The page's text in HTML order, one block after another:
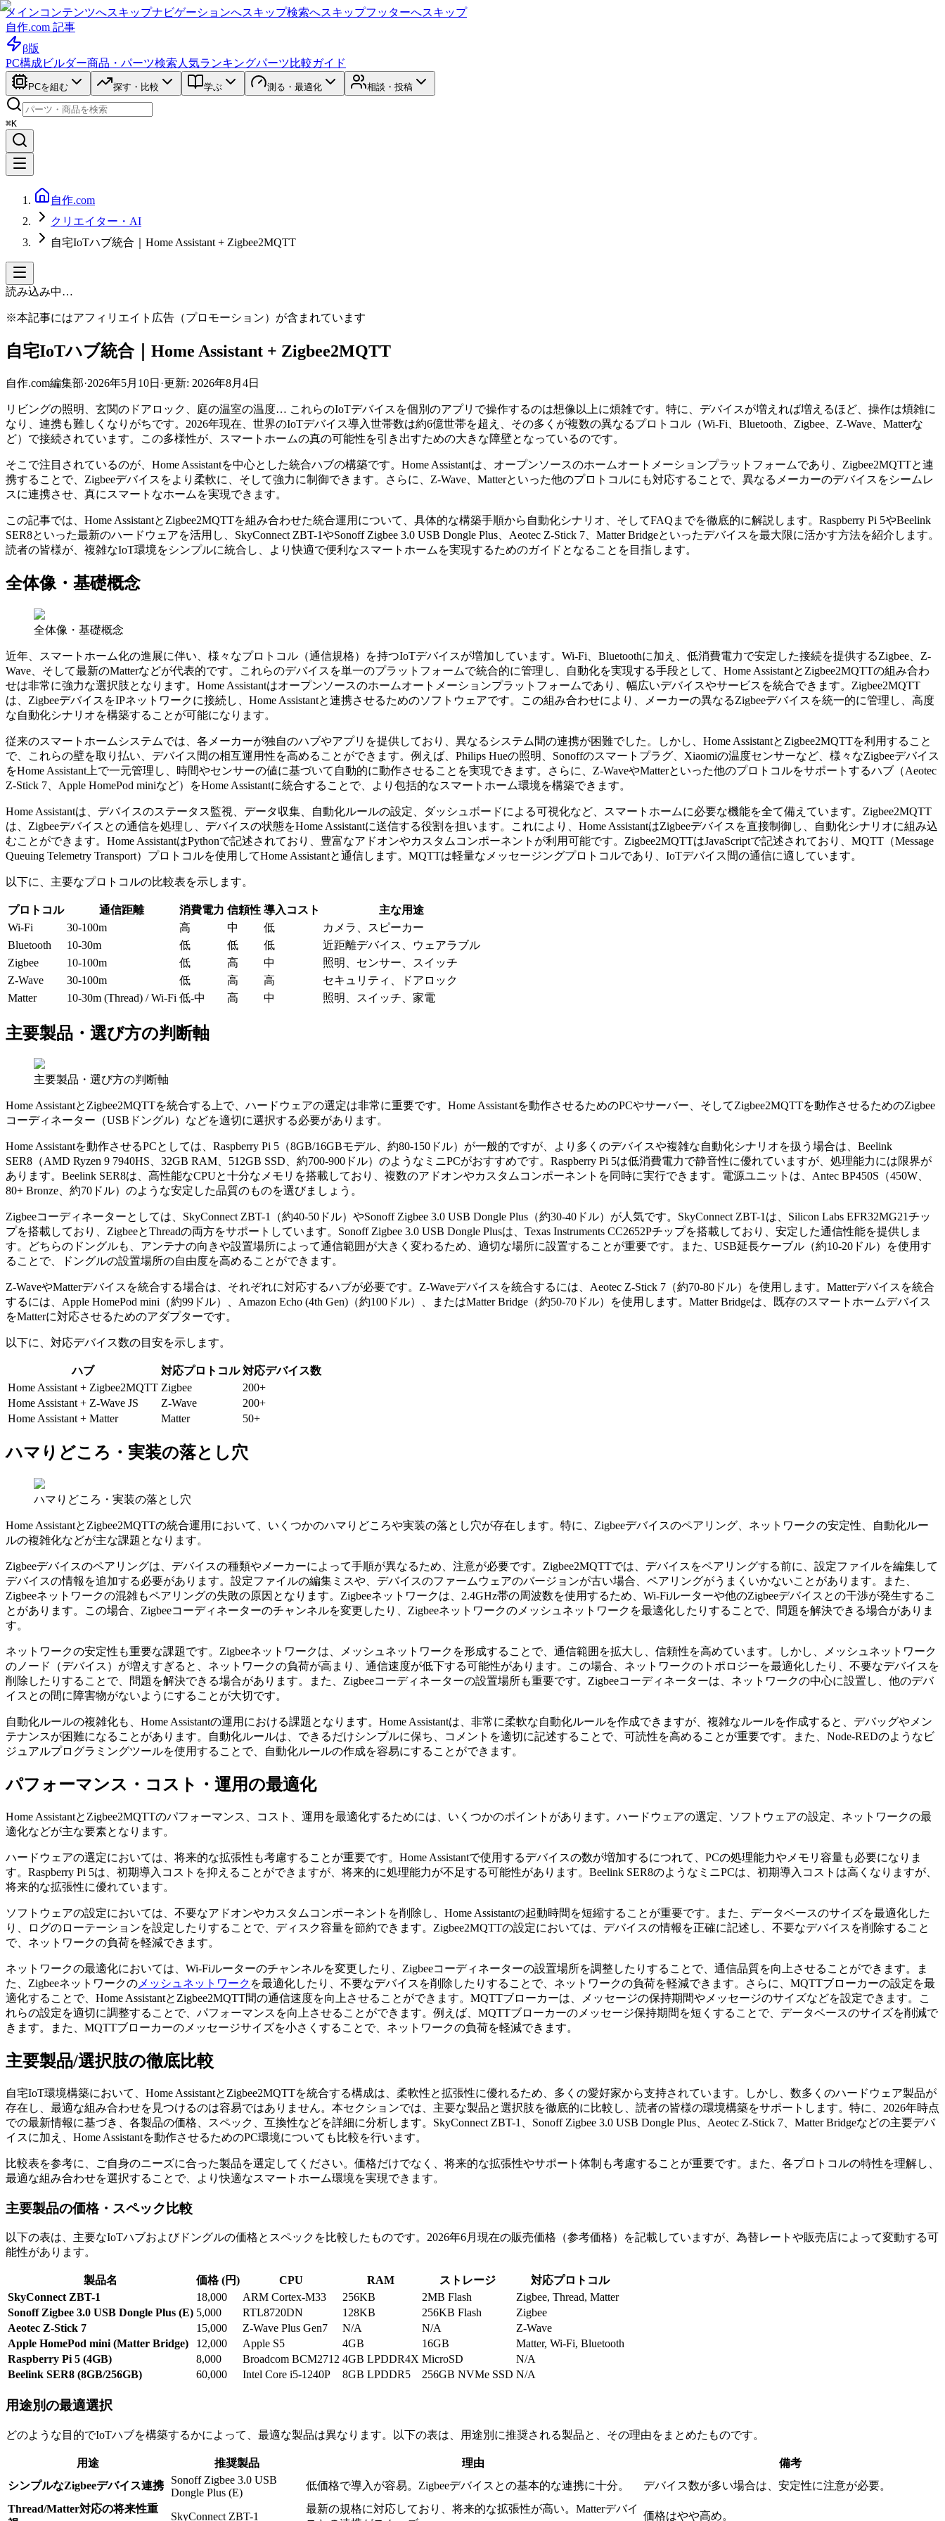
メインコンテンツへスキップナビゲーションへスキップ検索へスキップフッターへスキップ
自作.com 記事
β版
PC構成ビルダー商品・パーツ検索 人気ランキングパーツ比較ガイド
PCを組む 探す・比較 学ぶ 測る・最適化 相談・投稿
⌘K
自作.com
クリエイター・AI
自宅IoTハブ統合｜Home Assistant + Zigbee2MQTT
読み込み中…
※本記事にはアフィリエイト広告（プロモーション）が含まれています
自宅IoTハブ統合｜Home Assistant + Zigbee2MQTT
自作.com編集部·2026年5月10日 ·更新: 2026年8月4日
リビングの照明、玄関のドアロック、庭の温室の温度… これらのIoTデバイスを個別のアプリで操作するのは想像以上に煩雑です。特に、デバイスが増えれば増えるほど、操作は煩雑に
なり、連携も難しくなりがちです。2026年現在、世界のIoTデバイス導入世帯数は約6億世帯を超え、その多くが複数の異なるプロトコル（Wi-Fi、Bluetooth、Zigbee、Z-Wave、Matterな
ど）で接続されています。この多様性が、スマートホームの真の可能性を引き出すための大きな障壁となっているのです。
そこで注目されているのが、Home Assistantを中心とした統合ハブの構築です。Home Assistantは、オープンソースのホームオートメーションプラットフォームであり、Zigbee2MQTTと連
携することで、Zigbeeデバイスをより柔軟に、そして強力に制御できます。さらに、Z-Wave、Matterといった他のプロトコルにも対応することで、異なるメーカーのデバイスをシームレ
スに連携させ、真にスマートなホームを実現できます。
この記事では、Home AssistantとZigbee2MQTTを組み合わせた統合運用について、具体的な構築手順から自動化シナリオ、そしてFAQまでを徹底的に解説します。Raspberry Pi 5やBeelink
SER8といった最新のハードウェアを活用し、SkyConnect ZBT-1やSonoff Zigbee 3.0 USB Dongle Plus、Aeotec Z-Stick 7、Matter Bridgeといったデバイスを最大限に活かす方法を紹介します。
読者の皆様が、複雑なIoT環境をシンプルに統合し、より快適で便利なスマートホームを実現するためのガイドとなることを目指します。
全体像・基礎概念
全体像・基礎概念
近年、スマートホーム化の進展に伴い、様々なプロトコル（通信規格）を持つIoTデバイスが増加しています。Wi-Fi、Bluetoothに加え、低消費電力で安定した接続を提供するZigbee、Z-
Wave、そして最新のMatterなどが代表的です。これらのデバイスを単一のプラットフォームで統合的に管理し、自動化を実現する手段として、Home AssistantとZigbee2MQTTの組み合わ
せは非常に強力な選択肢となります。Home Assistantはオープンソースのホームオートメーションプラットフォームであり、幅広いデバイスやサービスを統合できます。Zigbee2MQTT
は、ZigbeeデバイスをIPネットワークに接続し、Home Assistantと連携させるためのソフトウェアです。この組み合わせにより、メーカーの異なるZigbeeデバイスを統一的に管理し、高度
な自動化シナリオを構築することが可能になります。
従来のスマートホームシステムでは、各メーカーが独自のハブやアプリを提供しており、異なるシステム間の連携が困難でした。しかし、Home AssistantとZigbee2MQTTを利用すること
で、これらの壁を取り払い、デバイス間の相互運用性を高めることができます。例えば、Philips Hueの照明、Sonoffのスマートプラグ、Xiaomiの温度センサーなど、様々なZigbeeデバイス
をHome Assistant上で一元管理し、時間やセンサーの値に基づいて自動的に動作させることを実現できます。さらに、Z-WaveやMatterといった他のプロトコルをサポートするハブ（Aeotec
Z-Stick 7、Apple HomePod miniなど）をHome Assistantに統合することで、より包括的なスマートホーム環境を構築できます。
Home Assistantは、デバイスのステータス監視、データ収集、自動化ルールの設定、ダッシュボードによる可視化など、スマートホームに必要な機能を全て備えています。Zigbee2MQTT
は、Zigbeeデバイスとの通信を処理し、デバイスの状態をHome Assistantに送信する役割を担います。これにより、Home AssistantはZigbeeデバイスを直接制御し、自動化シナリオに組み込
むことができます。Home AssistantはPythonで記述されており、豊富なアドオンやカスタムコンポーネントが利用可能です。Zigbee2MQTTはJavaScriptで記述されており、MQTT（Message
Queuing Telemetry Transport）プロトコルを使用してHome Assistantと通信します。MQTTは軽量なメッセージングプロトコルであり、IoTデバイス間の通信に適しています。
以下に、主要なプロトコルの比較表を示します。
プロトコル 通信距離 消費電力 信頼性 導入コスト
主な用途
Wi-Fi
30-100m 高 中 低
カメラ、スピーカー
Bluetooth
10-30m 低 低 低
近距離デバイス、ウェアラブル
Zigbee
10-100m 低 高 中
照明、センサー、スイッチ
Z-Wave
30-100m 低 高 高
セキュリティ、ドアロック
Matter
10-30m (Thread) / Wi-Fi 低-中 高 中 照明、スイッチ、家電
主要製品・選び方の判断軸
主要製品・選び方の判断軸
Home AssistantとZigbee2MQTTを統合する上で、ハードウェアの選定は非常に重要です。Home Assistantを動作させるためのPCやサーバー、そしてZigbee2MQTTを動作させるためのZigbee
コーディネーター（USBドングル）などを適切に選択する必要があります。
Home Assistantを動作させるPCとしては、Raspberry Pi 5（8GB/16GBモデル、約80-150ドル）が一般的ですが、より多くのデバイスや複雑な自動化シナリオを扱う場合は、Beelink
SER8（AMD Ryzen 9 7940HS、32GB RAM、512GB SSD、約700-900ドル）のようなミニPCがおすすめです。Raspberry Pi 5は低消費電力で静音性に優れていますが、処理能力には限界が
あります。Beelink SER8は、高性能なCPUと十分なメモリを搭載しており、複数のアドオンやカスタムコンポーネントを同時に実行できます。電源ユニットは、Antec BP450S（450W、
80+ Bronze、約70ドル）のような安定した品質のものを選びましょう。
Zigbeeコーディネーターとしては、SkyConnect ZBT-1（約40-50ドル）やSonoff Zigbee 3.0 USB Dongle Plus（約30-40ドル）が人気です。SkyConnect ZBT-1は、Silicon Labs EFR32MG21チッ
プを搭載しており、ZigbeeとThreadの両方をサポートしています。Sonoff Zigbee 3.0 USB Dongle Plusは、Texas Instruments CC2652Pチップを搭載しており、安定した通信性能を提供しま
す。どちらのドングルも、アンテナの向きや設置場所によって通信範囲が大きく変わるため、適切な場所に設置することが重要です。また、USB延長ケーブル（約10-20ドル）を使用す
ることで、ドングルの設置場所の自由度を高めることができます。
Z-WaveやMatterデバイスを統合する場合は、それぞれに対応するハブが必要です。Z-Waveデバイスを統合するには、Aeotec Z-Stick 7（約70-80ドル）を使用します。Matterデバイスを統合
するには、Apple HomePod mini（約99ドル）、Amazon Echo (4th Gen)（約100ドル）、またはMatter Bridge（約50-70ドル）を使用します。Matter Bridgeは、既存のスマートホームデバイス
をMatterに対応させるためのアダプターです。
以下に、対応デバイス数の目安を示します。
ハブ 対応プロトコル 対応デバイス数
Home Assistant + Zigbee2MQTT Zigbee
200+
Home Assistant + Z-Wave JS
Z-Wave
200+
Home Assistant + Matter
Matter 50+
ハマりどころ・実装の落とし穴
ハマりどころ・実装の落とし穴
Home AssistantとZigbee2MQTTの統合運用において、いくつかのハマりどころや実装の落とし穴が存在します。特に、Zigbeeデバイスのペアリング、ネットワークの安定性、自動化ルー
ルの複雑化などが主な課題となります。
Zigbeeデバイスのペアリングは、デバイスの種類やメーカーによって手順が異なるため、注意が必要です。Zigbee2MQTTでは、デバイスをペアリングする前に、設定ファイルを編集して
デバイスの情報を追加する必要があります。設定ファイルの編集ミスや、デバイスのファームウェアのバージョンが古い場合、ペアリングがうまくいかないことがあります。また、
Zigbeeネットワークの混雑もペアリングの失敗の原因となります。Zigbeeネットワークは、2.4GHz帯の周波数を使用するため、Wi-Fiルーターや他のZigbeeデバイスとの干渉が発生するこ
とがあります。この場合、Zigbeeコーディネーターのチャンネルを変更したり、Zigbeeネットワークのメッシュネットワークを最適化したりすることで、問題を解決できる場合がありま
す。
ネットワークの安定性も重要な課題です。Zigbeeネットワークは、メッシュネットワークを形成することで、通信範囲を拡大し、信頼性を高めています。しかし、メッシュネットワーク
のノード（デバイス）が増えすぎると、ネットワークの負荷が高まり、通信速度が低下する可能性があります。この場合、ネットワークのトポロジーを最適化したり、不要なデバイスを
削除したりすることで、問題を解決できる場合があります。また、Zigbeeコーディネーターの設置場所も重要です。Zigbeeコーディネーターは、ネットワークの中心に設置し、他のデバ
イスとの間に障害物がないようにすることが大切です。
自動化ルールの複雑化も、Home Assistantの運用における課題となります。Home Assistantは、非常に柔軟な自動化ルールを作成できますが、複雑なルールを作成すると、デバッグやメン
テナンスが困難になることがあります。自動化ルールは、できるだけシンプルに保ち、コメントを適切に記述することで、可読性を高めることが重要です。また、Node-REDのようなビ
ジュアルプログラミングツールを使用することで、自動化ルールの作成を容易にすることができます。
パフォーマンス・コスト・運用の最適化
Home AssistantとZigbee2MQTTのパフォーマンス、コスト、運用を最適化するためには、いくつかのポイントがあります。ハードウェアの選定、ソフトウェアの設定、ネットワークの最
適化などが主な要素となります。
ハードウェアの選定においては、将来的な拡張性も考慮することが重要です。Home Assistantで使用するデバイスの数が増加するにつれて、PCの処理能力やメモリ容量も必要になりま
す。Raspberry Pi 5は、初期導入コストを抑えることができますが、将来的に処理能力が不足する可能性があります。Beelink SER8のようなミニPCは、初期導入コストは高くなりますが、
将来的な拡張性に優れています。
ソフトウェアの設定においては、不要なアドオンやカスタムコンポーネントを削除し、Home Assistantの起動時間を短縮することが重要です。また、データベースのサイズを最適化した
り、ログのローテーションを設定したりすることで、ディスク容量を節約できます。Zigbee2MQTTの設定においては、デバイスの情報を正確に記述し、不要なデバイスを削除すること
で、ネットワークの負荷を軽減できます。
ネットワークの最適化においては、Wi-Fiルーターのチャンネルを変更したり、Zigbeeコーディネーターの設置場所を調整したりすることで、通信品質を向上させることができます。ま
た、Zigbeeネットワークの メッシュネットワーク を最適化したり、不要なデバイスを削除したりすることで、ネットワークの負荷を軽減できます。さらに、MQTTブローカーの設定を最
適化することで、Home AssistantとZigbee2MQTT間の通信速度を向上させることができます。MQTTブローカーは、メッセージの保持期間やメッセージのサイズなどを設定できます。こ
れらの設定を適切に調整することで、パフォーマンスを向上させることができます。例えば、MQTTブローカーのメッセージ保持期間を短くすることで、データベースのサイズを削減で
きます。また、MQTTブローカーのメッセージサイズを小さくすることで、ネットワークの負荷を軽減できます。
主要製品/選択肢の徹底比較
自宅IoT環境構築において、Home AssistantとZigbee2MQTTを統合する構成は、柔軟性と拡張性に優れるため、多くの愛好家から支持されています。しかし、数多くのハードウェア製品が
存在し、最適な組み合わせを見つけるのは容易ではありません。本セクションでは、主要な製品と選択肢を徹底的に比較し、読者の皆様の環境構築をサポートします。特に、2026年時点
での最新情報に基づき、各製品の価格、スペック、互換性などを詳細に分析します。SkyConnect ZBT-1、Sonoff Zigbee 3.0 USB Dongle Plus、Aeotec Z-Stick 7、Matter Bridgeなどの主要デバ
イスに加え、Home Assistantを動作させるためのPC環境についても比較を行います。
比較表を参考に、ご自身のニーズに合った製品を選定してください。価格だけでなく、将来的な拡張性やサポート体制も考慮することが重要です。また、各プロトコルの特性を理解し、
最適な組み合わせを選択することで、より快適なスマートホーム環境を実現できます。
主要製品の価格・スペック比較
以下の表は、主要なIoTハブおよびドングルの価格とスペックを比較したものです。2026年6月現在の販売価格（参考価格）を記載していますが、為替レートや販売店によって変動する可
能性があります。
製品名 価格 (円) CPU RAM ストレージ
対応プロトコル
SkyConnect ZBT-1
18,000 ARM Cortex-M33 256KB 2MB Flash
Zigbee, Thread, Matter
Sonoff Zigbee 3.0 USB Dongle Plus (E) 5,000 RTL8720DN 128KB 256KB Flash
Zigbee
Aeotec Z-Stick 7
15,000 Z-Wave Plus Gen7 N/A N/A
Z-Wave
Apple HomePod mini (Matter Bridge)
12,000 Apple S5 4GB 16GB
Matter, Wi-Fi, Bluetooth
Raspberry Pi 5 (4GB)
8,000 Broadcom BCM2712 4GB LPDDR4X MicroSD
N/A
Beelink SER8 (8GB/256GB)
60,000 Intel Core i5-1240P 8GB LPDDR5 256GB NVMe SSD N/A
用途別の最適選択
どのような目的でIoTハブを構築するかによって、最適な製品は異なります。以下の表は、用途別に推奨される製品と、その理由をまとめたものです。
用途 推奨製品 理由
備考
シンプルなZigbeeデバイス連携
Sonoff Zigbee 3.0 USB
Dongle Plus (E)
低価格で導入が容易。Zigbeeデバイスとの基本的な連携に十分。
デバイス数が多い場合は、安定性に注意が必要。
Thread/Matter対応の将来性重
SkyConnect ZBT-1
最新の規格に対応しており、将来的な拡張性が高い。Matterデバイ
価格はやや高め。